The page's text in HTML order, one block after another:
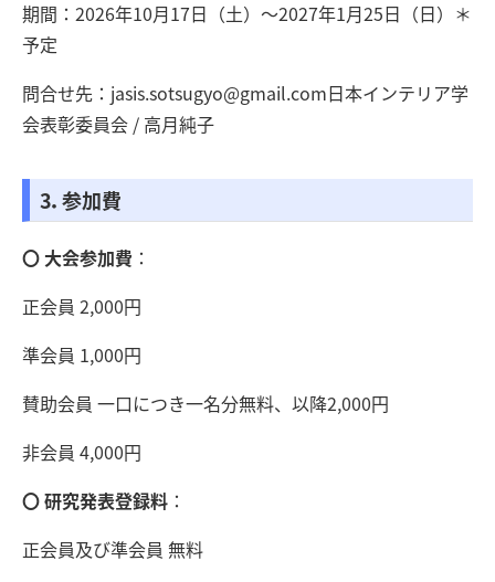
期間：2026年10月17日（土）〜2027年1月25日（日）＊
予定
問合せ先：jasis.sotsugyo@gmail.com日本インテリア学
会表彰委員会 / 高月純子
3．参加費
〇 大会参加費 ：
正会員 2,000円
準会員 1,000円
賛助会員 一口につき一名分無料、以降2,000円
非会員 4,000円
〇 研究発表登録料 ：
正会員及び準会員 無料